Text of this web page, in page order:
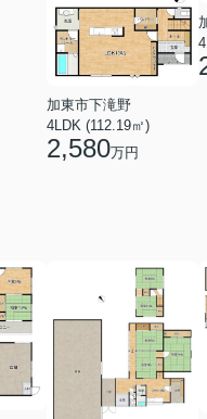
加東市下滝野
4LDK (112.19㎡)
2,580万円